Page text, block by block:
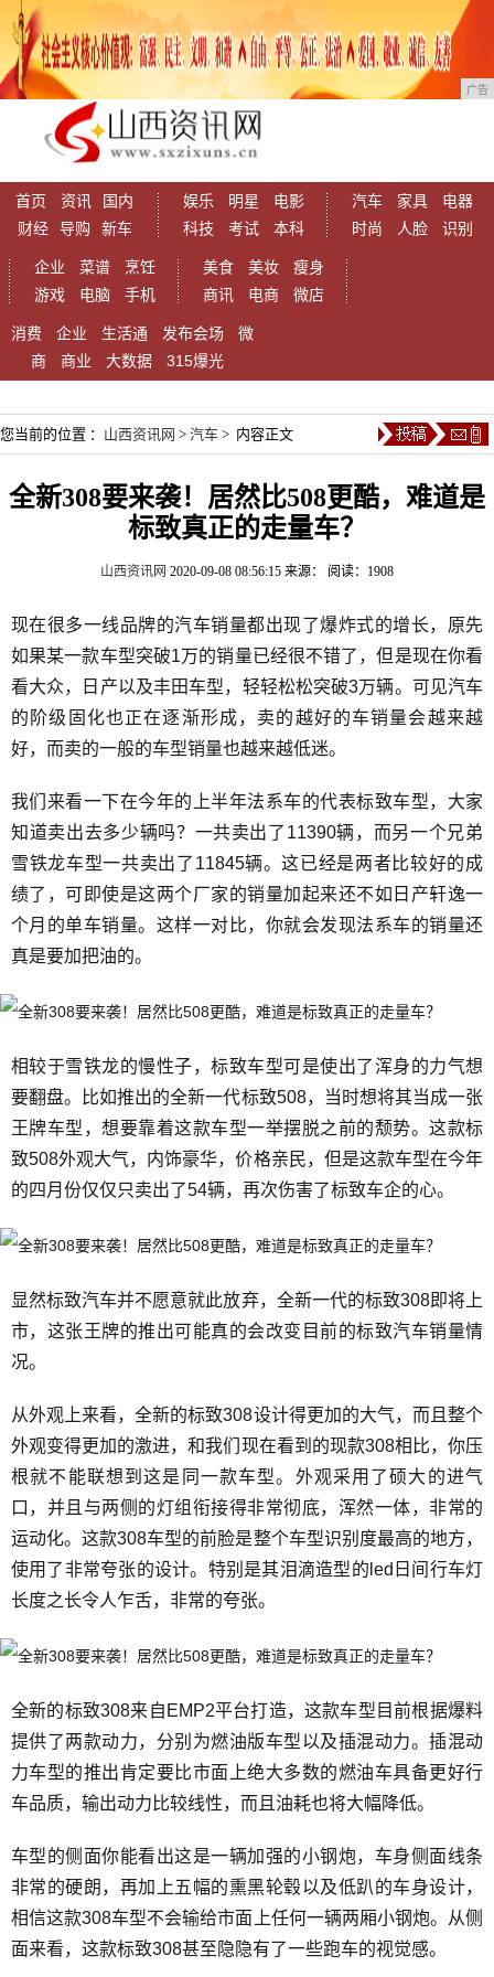
广告
首页 资讯
国内
财经
导购 新车
娱乐 明星
电影
科技
考试 本科
汽车 家具
电器
时尚
人脸 识别
企业 菜谱
烹饪
游戏
电脑 手机
美食 美妆
瘦身
商讯
电商 微店
消费 企业 生活通 发布会场
微
商
商业 大数据 315爆光
您当前的位置 ： 山西资讯网 > 汽车 > 内容正文
全新308要来袭！居然比508更酷，难道是
标致真正的走量车？
山西资讯网 2020-09-08 08:56:15 来源： 阅读：1908
现在很多一线品牌的汽车销量都出现了爆炸式的增长，原先
如果某一款车型突破1万的销量已经很不错了，但是现在你看
看大众，日产以及丰田车型，轻轻松松突破3万辆。可见汽车
的阶级固化也正在逐渐形成，卖的越好的车销量会越来越
好，而卖的一般的车型销量也越来越低迷。
我们来看一下在今年的上半年法系车的代表标致车型，大家
知道卖出去多少辆吗？一共卖出了11390辆，而另一个兄弟
雪铁龙车型一共卖出了11845辆。这已经是两者比较好的成
绩了，可即使是这两个厂家的销量加起来还不如日产轩逸一
个月的单车销量。这样一对比，你就会发现法系车的销量还
真是要加把油的。
相较于雪铁龙的慢性子，标致车型可是使出了浑身的力气想
要翻盘。比如推出的全新一代标致508，当时想将其当成一张
王牌车型，想要靠着这款车型一举摆脱之前的颓势。这款标
致508外观大气，内饰豪华，价格亲民，但是这款车型在今年
的四月份仅仅只卖出了54辆，再次伤害了标致车企的心。
显然标致汽车并不愿意就此放弃，全新一代的标致308即将上
市，这张王牌的推出可能真的会改变目前的标致汽车销量情
况。
从外观上来看，全新的标致308设计得更加的大气，而且整个
外观变得更加的激进，和我们现在看到的现款308相比，你压
根就不能联想到这是同一款车型。外观采用了硕大的进气
口，并且与两侧的灯组衔接得非常彻底，浑然一体，非常的
运动化。这款308车型的前脸是整个车型识别度最高的地方，
使用了非常夸张的设计。特别是其泪滴造型的led日间行车灯
长度之长令人乍舌，非常的夸张。
全新的标致308来自EMP2平台打造，这款车型目前根据爆料
提供了两款动力，分别为燃油版车型以及插混动力。插混动
力车型的推出肯定要比市面上绝大多数的燃油车具备更好行
车品质，输出动力比较线性，而且油耗也将大幅降低。
车型的侧面你能看出这是一辆加强的小钢炮，车身侧面线条
非常的硬朗，再加上五幅的熏黑轮毂以及低趴的车身设计，
相信这款308车型不会输给市面上任何一辆两厢小钢炮。从侧
面来看，这款标致308甚至隐隐有了一些跑车的视觉感。